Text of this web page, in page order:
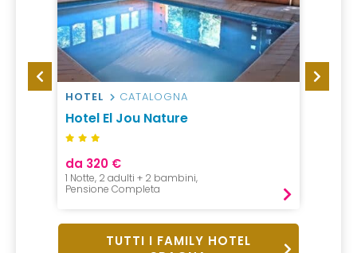
HOTEL CATALOGNA
Hotel El Jou Nature
da 320 €
1 Notte, 2 adulti + 2 bambini,
Pensione Completa
TUTTI I FAMILY HOTEL